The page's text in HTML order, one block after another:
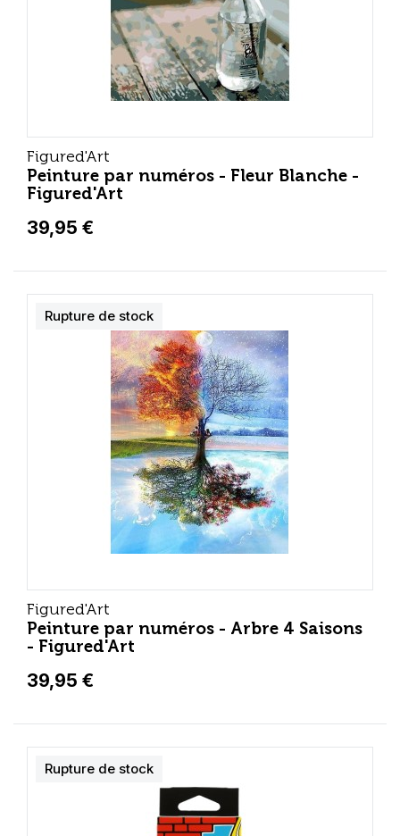
Figured'Art
Peinture par numéros - Fleur Blanche -
Figured'Art
39,95 €
Figured'Art
Peinture par numéros - Arbre 4 Saisons
- Figured'Art
39,95 €
Rupture de stock
Rupture de stock